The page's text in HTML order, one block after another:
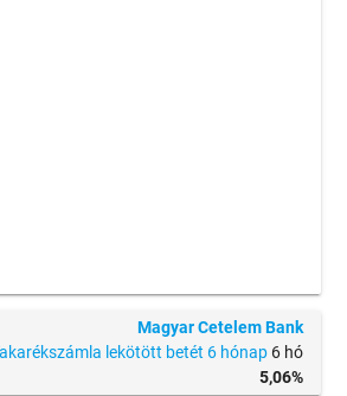
Magyar Cetelem Bank
lekötött betét 6 hónap 6 hó
5,06%